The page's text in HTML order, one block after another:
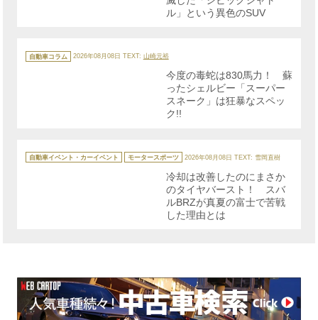
ル」という異色のSUV
テ
ゴ
自動車コラム 2026年08月08日 TEXT: 山崎元裕
今度の毒蛇は830馬力！ 蘇
ったシェルビー「スーパー
スネーク」は狂暴なスペッ
ク!!
テ
ゴ
自動車イベント・カーイベント モータースポーツ 2026年08月08日 TEXT: 雪岡直樹
冷却は改善したのにまさか
のタイヤバースト！ スバ
ルBRZが真夏の富士で苦戦
した理由とは